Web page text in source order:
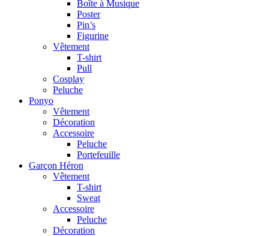
Boîte à Musique
Poster
Pin’s
Figurine
Vêtement
T-shirt
Pull
Cosplay
Peluche
Ponyo
Vêtement
Décoration
Accessoire
Peluche
Portefeuille
Garçon Héron
Vêtement
T-shirt
Sweat
Accessoire
Peluche
Décoration